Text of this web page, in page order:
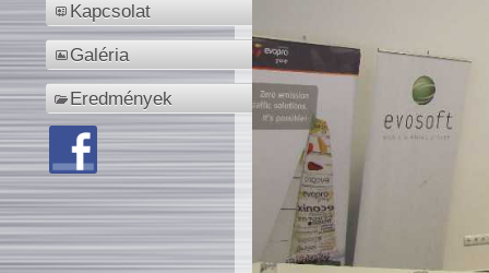
Kapcsolat
Galéria
Eredmények